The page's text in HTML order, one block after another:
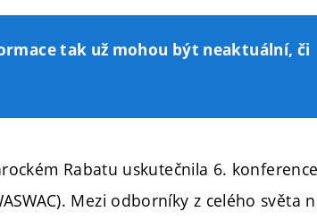
tak už mohou být neaktuální, či
Rabatu uskutečnila 6.
Mezi odborníky z celého světa